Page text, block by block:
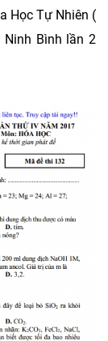
Học Tự Nhiên (
Ninh Bình lần 2